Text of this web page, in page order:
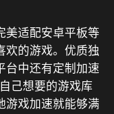
美适配安卓平板等
欢的游戏。优质独
台中还有定制加速
己想要的游戏库
游戏加速就能够满